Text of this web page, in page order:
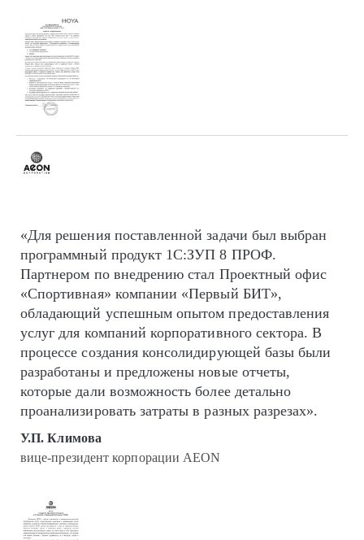
«Для решения поставленной задачи был выбран
программный продукт 1С:ЗУП 8 ПРОФ.
Партнером по внедрению стал Проектный офис
«Спортивная» компании «Первый БИТ»,
обладающий успешным опытом предоставления
услуг для компаний корпоративного сектора. В
процессе создания консолидирующей базы были
разработаны и предложены новые отчеты,
которые дали возможность более детально
проанализировать затраты в разных разрезах».
У.П. Климова
вице-президент корпорации AEON